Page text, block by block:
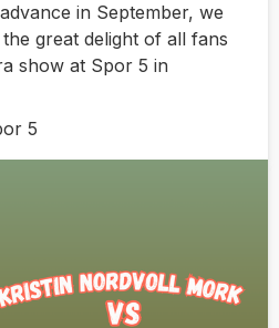
in September, we
great delight of all fans
show at Spor 5 in
5